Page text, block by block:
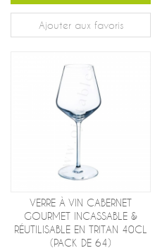
Ajouter aux favoris
VERRE À VIN CABERNET
GOURMET INCASSABLE &
RÉUTILISABLE EN TRITAN 40CL
(PACK DE 64)